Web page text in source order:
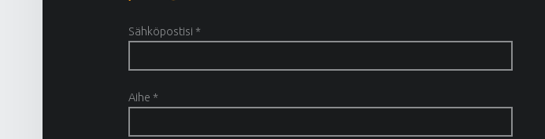
Sähköpostisi *
Aihe *